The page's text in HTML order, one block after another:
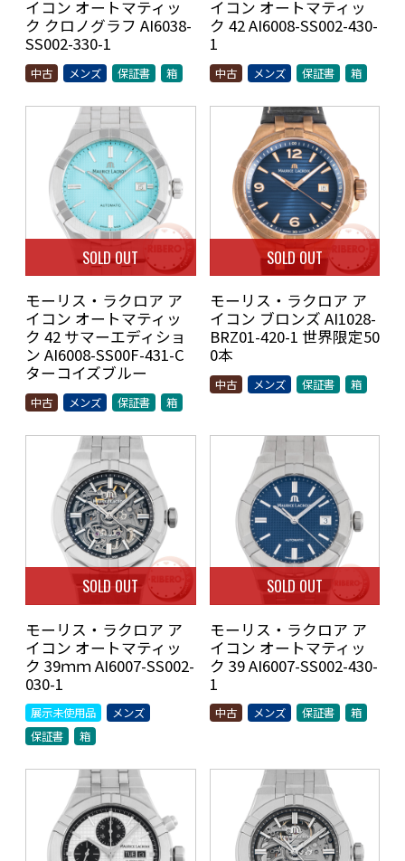
イコン オートマティッ
ク クロノグラフ AI6038-
SS002-330-1
中古 メンズ 保証書 箱
イコン オートマティッ
ク 42 AI6008-SS002-430-
1
中古 メンズ 保証書 箱
SOLD OUT
モーリス・ラクロア ア
イコン オートマティッ
ク 42 サマーエディショ
ン AI6008-SS00F-431-C
ターコイズブルー
中古 メンズ 保証書 箱
SOLD OUT
モーリス・ラクロア ア
イコン ブロンズ AI1028-
BRZ01-420-1 世界限定50
0本
中古 メンズ 保証書 箱
SOLD OUT
モーリス・ラクロア ア
イコン オートマティッ
ク 39ｍｍ AI6007-SS002-
030-1
展示未使用品
メンズ
保証書
箱
SOLD OUT
モーリス・ラクロア ア
イコン オートマティッ
ク 39 AI6007-SS002-430-
1
中古 メンズ 保証書 箱